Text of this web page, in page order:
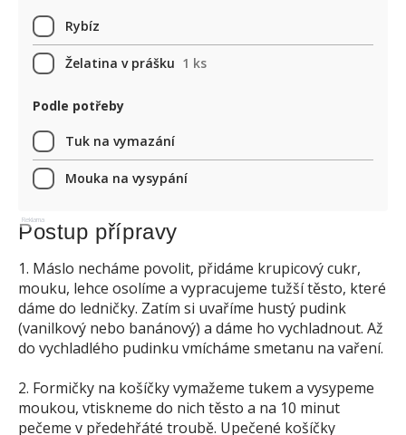
Rybíz
Želatina v prášku 1 ks
Podle potřeby
Tuk na vymazání
Mouka na vysypání
Reklama
Postup přípravy
1. Máslo necháme povolit, přidáme krupicový cukr,
mouku, lehce osolíme a vypracujeme tužší těsto, které
dáme do ledničky. Zatím si uvaříme hustý pudink
(vanilkový nebo banánový) a dáme ho vychladnout. Až
do vychladlého pudinku vmícháme smetanu na vaření.
2. Formičky na košíčky vymažeme tukem a vysypeme
moukou, vtiskneme do nich těsto a na 10 minut
pečeme v předehřáté troubě. Upečené košíčky